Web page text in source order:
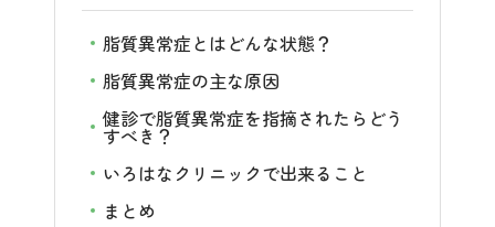
脂質異常症とはどんな状態？
脂質異常症の主な原因
健診で脂質異常症を指摘されたらどう
すべき？
いろはなクリニックで出来ること
まとめ